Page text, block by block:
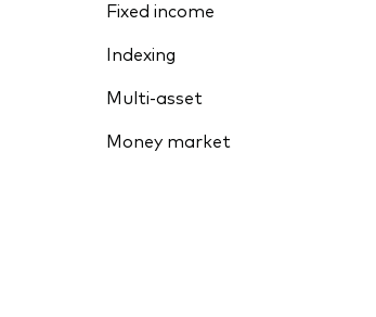
Fixed income
Indexing
Multi-asset
Money market